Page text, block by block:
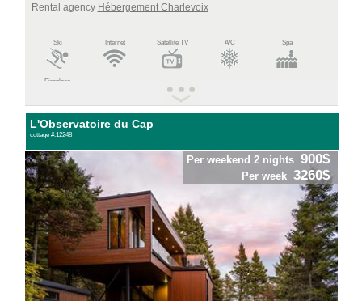
Rental agency Hébergement Charlevoix
Ski Internet Satellite TV A/C Spa
Fireplace
L'Observatoire du Cap
cottage #:12248
Per weekend 2 nights 900$
Per week 3260$